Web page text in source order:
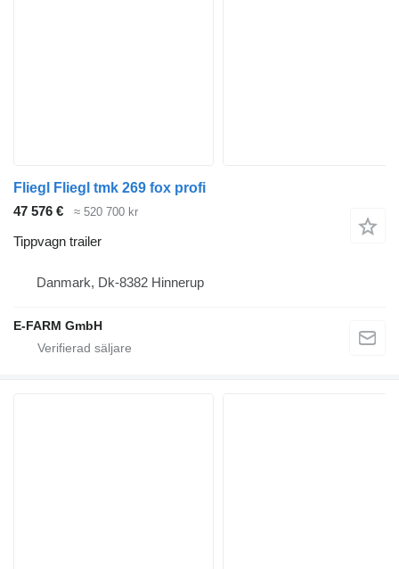
Fliegl Fliegl tmk 269 fox profi
47 576 €
≈ 520 700 kr
Tippvagn trailer
Danmark, Dk-8382 Hinnerup
E-FARM GmbH